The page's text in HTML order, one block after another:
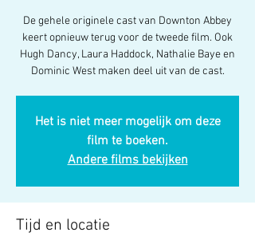
De gehele originele cast van Downton Abbey
keert opnieuw terug voor de tweede film. Ook
Hugh Dancy, Laura Haddock, Nathalie Baye en
Dominic West maken deel uit van de cast.
Het is niet meer mogelijk om deze
film te boeken.
Andere films bekijken
Tijd en locatie